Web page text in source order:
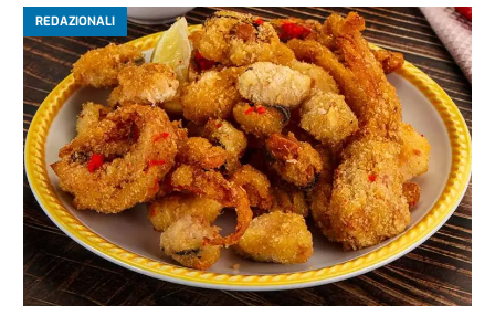
REDAZIONALI